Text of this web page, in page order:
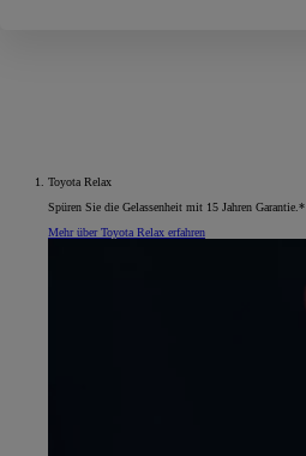
Toyota Relax
Spüren Sie die Gelassenheit mit 15 Jahren Garantie.*
Mehr über Toyota Relax erfahren